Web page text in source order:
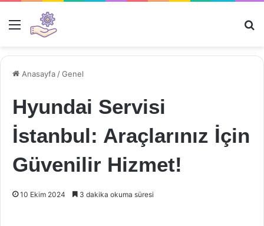
Menü
Anasayfa /Genel
Hyundai Servisi
İstanbul: Araçlarınız İçin
Güvenilir Hizmet!
10 Ekim 2024 3 dakika okuma süresi